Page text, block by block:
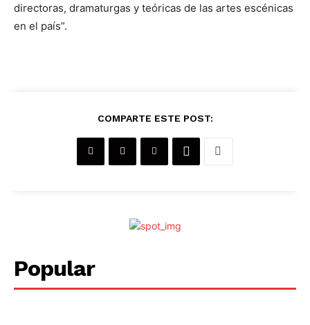
directoras, dramaturgas y teóricas de las artes escénicas
en el país”.
COMPARTE ESTE POST:
Popular